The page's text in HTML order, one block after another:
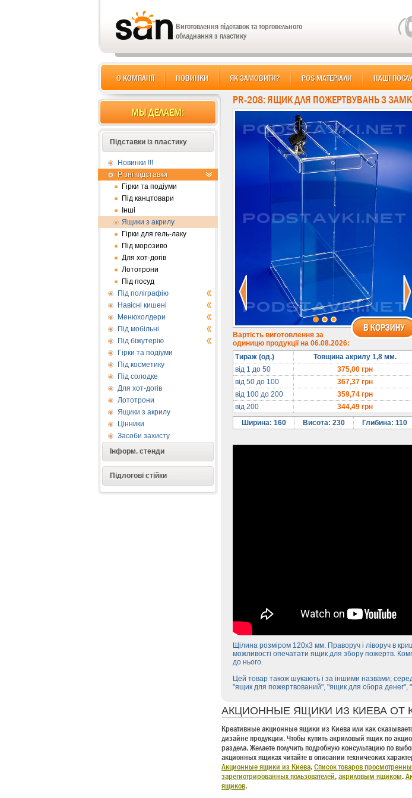
Виготовлення підставок та торговельного
обладнання з пластику
О КОМПАНІЇ НОВИНКИ ЯК ЗАМОВИТИ? POS МАТЕРІАЛИ НАШІ
МЫ ДЕЛАЕМ:
Підставки із пластику
Новинки !!!
Різні підставки
Гірки та подіуми
Під канцтовари
Інші
Ящики з акрилу
Гірки для гель-лаку
Під морозиво
Для хот-догів
Лототрони
Під посуд
Під поліграфію
Навісні кишені
Менюхолдери
Під мобільні
Під біжутерію
Гірки та подіуми
Під косметику
Під солодке
Для хот-догів
Лототрони
Ящики з акрилу
Цінники
Засоби захисту
Інформ. стенди
Підлогові стійки
АКЦИОННЫЕ ЯЩИКИ ИЗ КИЕВА ОТ
Креативные акционные ящики из Киева или как
дизайне продукции. Чтобы купить акриловый ящик по
раздела. Желаете получить подробную консультацию по
акционных ящиках читайте в описании технических
Акционные ящики из Киева.Список товаров
зарегистрированных пользователей,акриловым ящиком.
ящиков.
PR-208: ЯЩИК ДЛЯ ПОЖЕРТВУВАНЬ З
Вартість виготовлення за
одиницю продукції на 06.08.2026:
Тираж (од.)
Товщина акрилу 1,8 мм.
від 1 до 50
375,00грн
від 50 до 100
367,37грн
від 100 до 200
359,74грн
від 200
344,49грн
Ширина: 160
Висота: 230 Глибина: 110
Щілина розміром 120х3 мм. Праворуч і ліворуч в
можливості опечатати ящик для збору пожертв.
до нього.
Цей товар також шукають і за іншими назвами;
"ящик для пожертвований", "ящик для сбора